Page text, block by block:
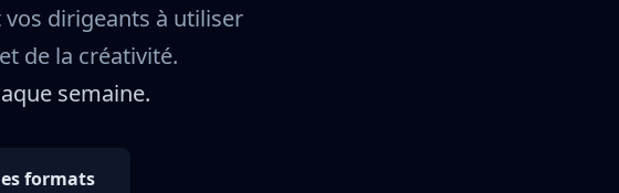
vos dirigeants à utiliser
de la créativité.
semaine.
formats